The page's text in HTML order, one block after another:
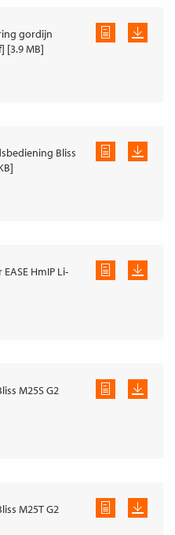
gordijn
[3.9 MB]
Bliss
HmIP Li-
M25S G2
M25T G2